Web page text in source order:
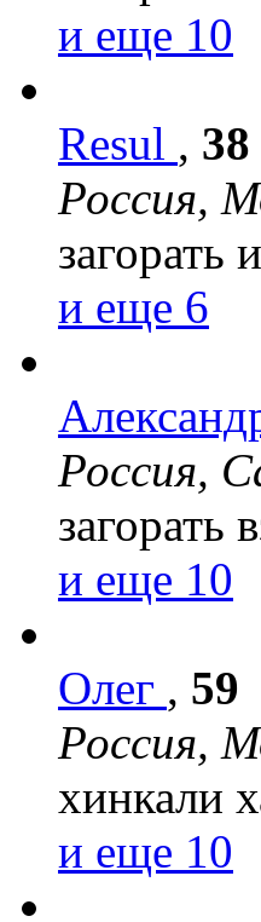
и еще 10
Resul , 38
Россия,
загорать
и еще 6
Россия,
загорать
и еще 10
Олег , 59
Россия,
хинкали
и еще 10